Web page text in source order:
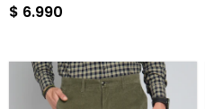
$ 6.990